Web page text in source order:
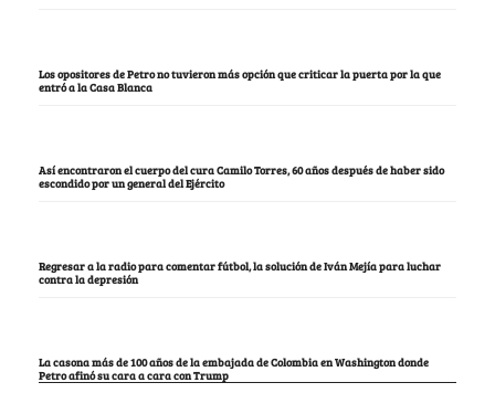
Los opositores de Petro no tuvieron más opción que criticar la puerta por la que
entró a la Casa Blanca
Así encontraron el cuerpo del cura Camilo Torres, 60 años después de haber sido
escondido por un general del Ejército
Regresar a la radio para comentar fútbol, la solución de Iván Mejía para luchar
contra la depresión
La casona más de 100 años de la embajada de Colombia en Washington donde
Petro afinó su cara a cara con Trump